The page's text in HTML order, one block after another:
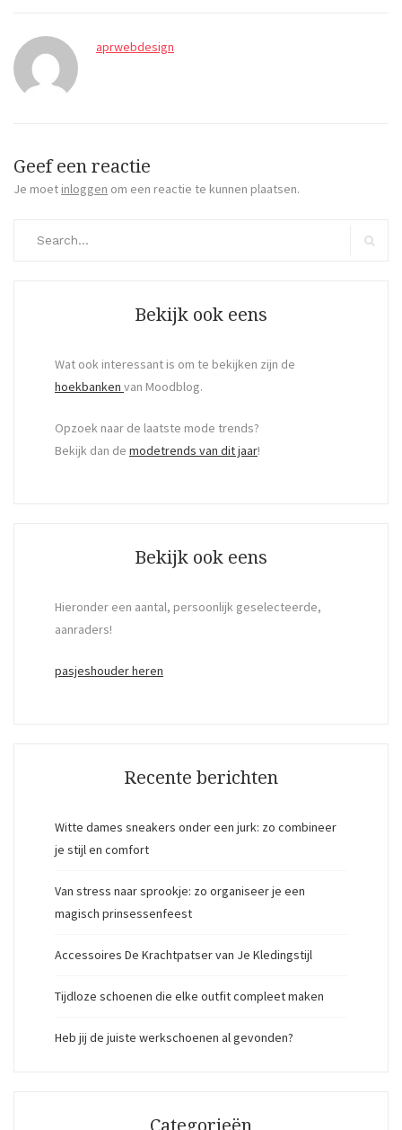
aprwebdesign
Geef een reactie
Je moet inloggen om een reactie te kunnen plaatsen.
Bekijk ook eens
Wat ook interessant is om te bekijken zijn de
hoekbanken van Moodblog.
Opzoek naar de laatste mode trends?
Bekijk dan de modetrends van dit jaar!
Bekijk ook eens
Hieronder een aantal, persoonlijk geselecteerde,
aanraders!
pasjeshouder heren
Recente berichten
Witte dames sneakers onder een jurk: zo combineer
je stijl en comfort
Van stress naar sprookje: zo organiseer je een
magisch prinsessenfeest
Accessoires De Krachtpatser van Je Kledingstijl
Tijdloze schoenen die elke outfit compleet maken
Heb jij de juiste werkschoenen al gevonden?